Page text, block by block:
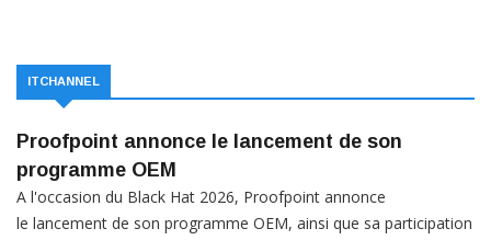
ITCHANNEL
Proofpoint annonce le lancement de son
programme OEM
A l'occasion du Black Hat 2026, Proofpoint annonce
le lancement de son programme OEM, ainsi que sa participation